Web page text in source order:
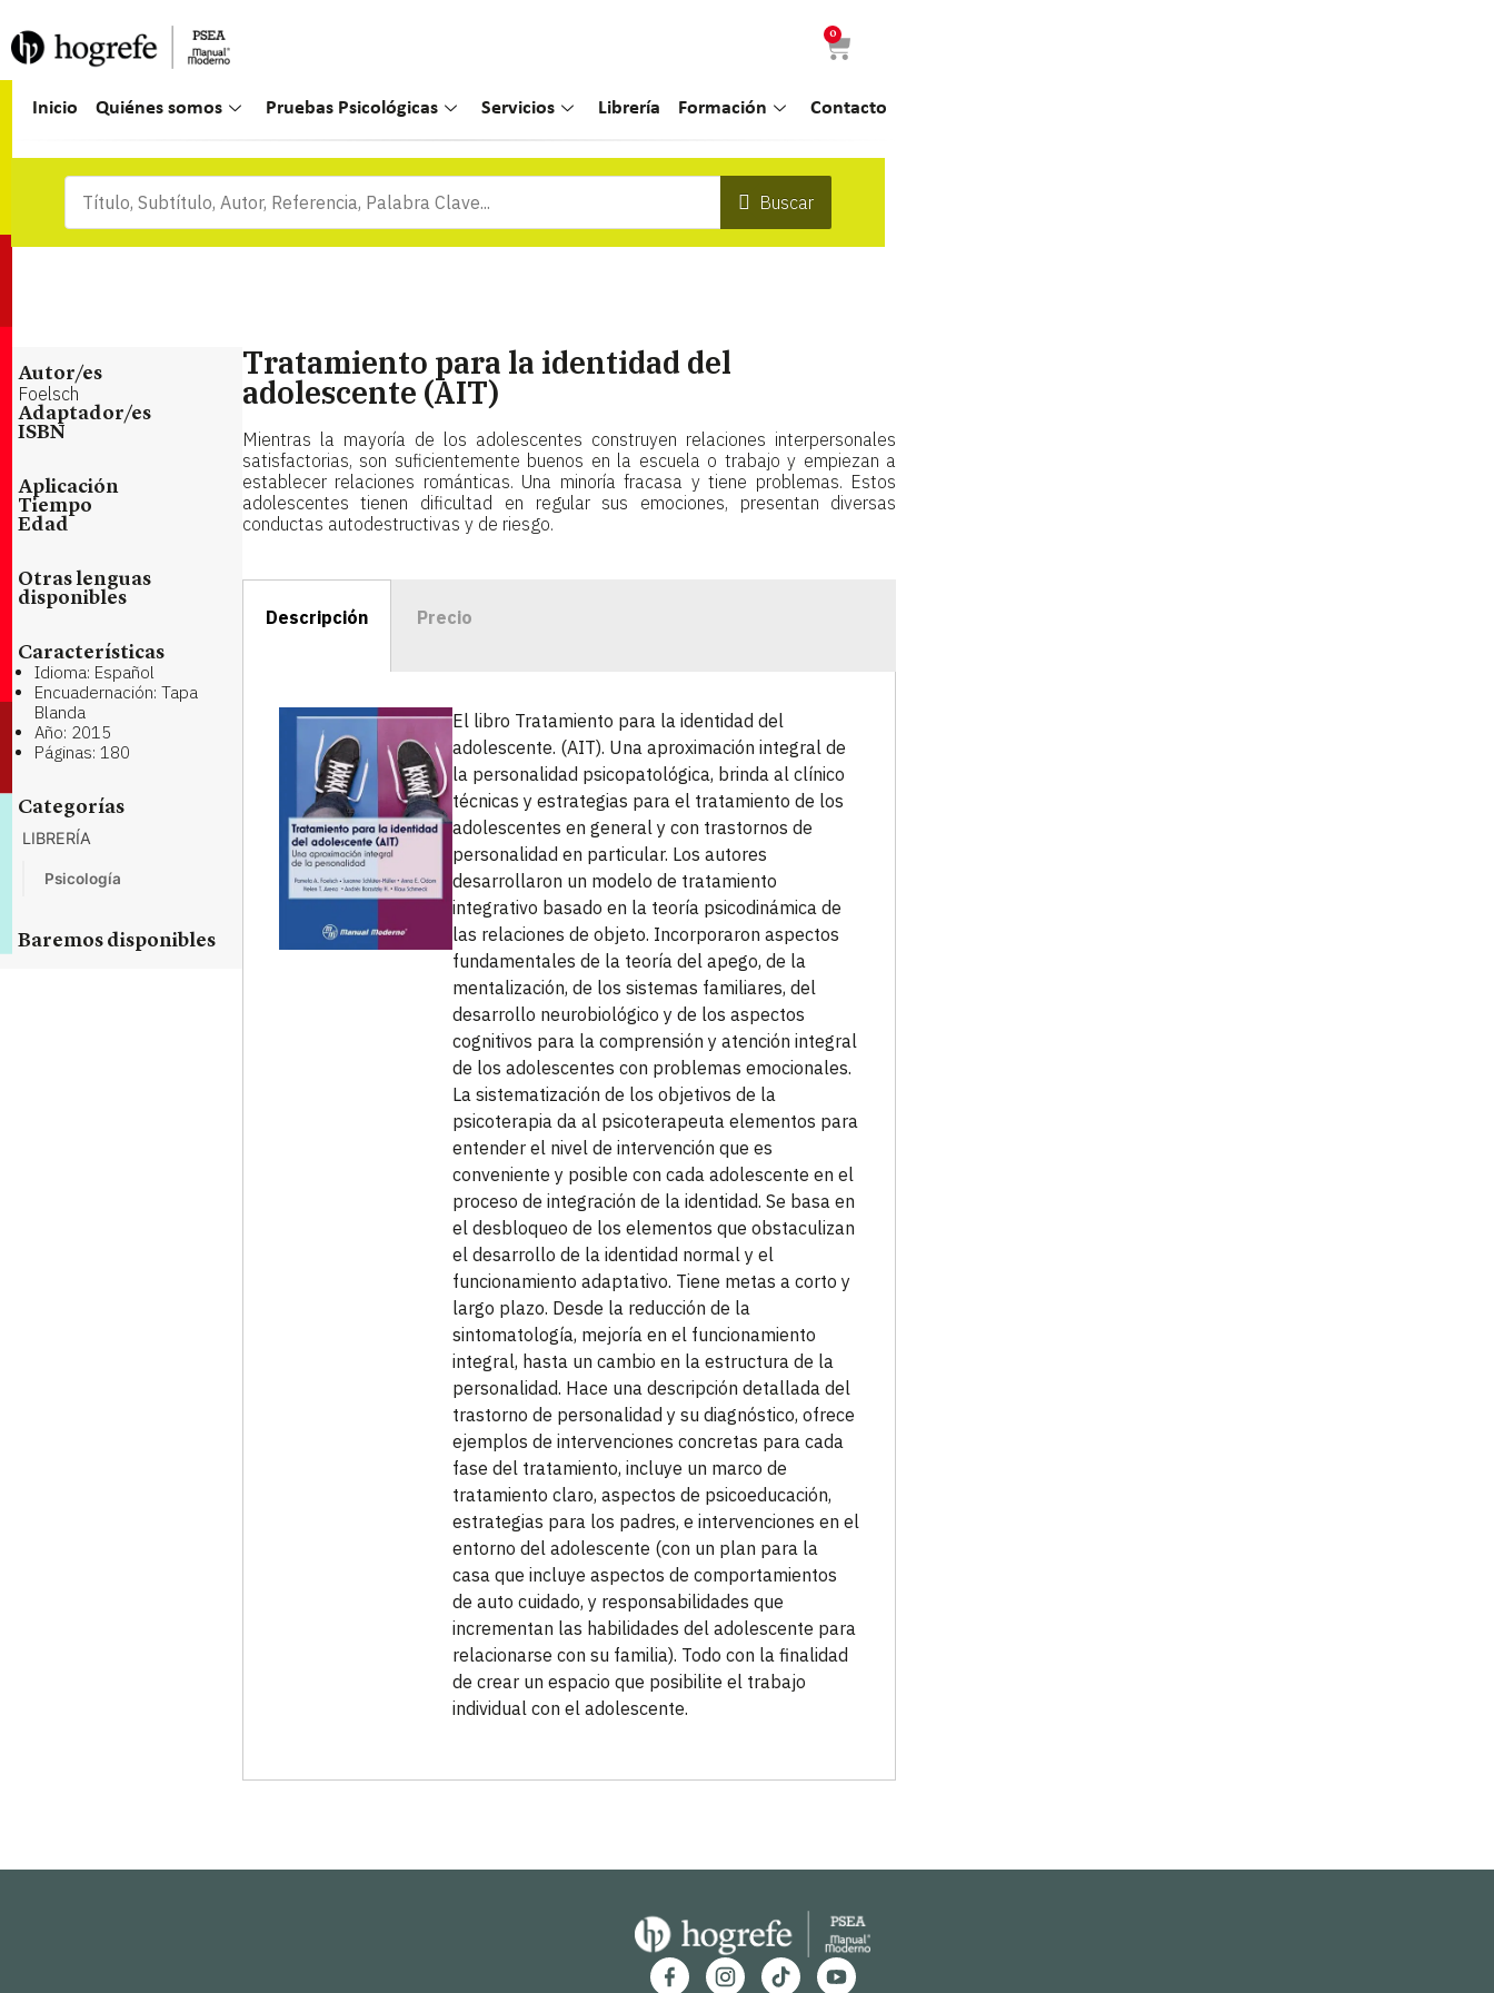
0
Inicio Quiénes somos Pruebas Psicológicas Servicios Librería Formación Contacto
Buscar
Autor/es
Foelsch
Adaptador/es
ISBN
Aplicación
Tiempo
Edad
Otras lenguas
disponibles
Características
Idioma: Español
Encuadernación: Tapa
Blanda
Año: 2015
Páginas: 180
Categorías
LIBRERÍA
Psicología
Baremos disponibles
Tratamiento para la identidad del
adolescente (AIT)
Mientras la mayoría de los adolescentes construyen relaciones interpersonales
satisfactorias, son suficientemente buenos en la escuela o trabajo y empiezan a
establecer relaciones románticas. Una minoría fracasa y tiene problemas. Estos
adolescentes tienen dificultad en regular sus emociones, presentan diversas
conductas autodestructivas y de riesgo.
Descripción Precio
El libro Tratamiento para la identidad del
adolescente. (AIT). Una aproximación integral de
la personalidad psicopatológica, brinda al clínico
técnicas y estrategias para el tratamiento de los
adolescentes en general y con trastornos de
personalidad en particular. Los autores
desarrollaron un modelo de tratamiento
integrativo basado en la teoría psicodinámica de
las relaciones de objeto. Incorporaron aspectos
fundamentales de la teoría del apego, de la
mentalización, de los sistemas familiares, del
desarrollo neurobiológico y de los aspectos
cognitivos para la comprensión y atención integral
de los adolescentes con problemas emocionales.
La sistematización de los objetivos de la
psicoterapia da al psicoterapeuta elementos para
entender el nivel de intervención que es
conveniente y posible con cada adolescente en el
proceso de integración de la identidad. Se basa en
el desbloqueo de los elementos que obstaculizan
el desarrollo de la identidad normal y el
funcionamiento adaptativo. Tiene metas a corto y
largo plazo. Desde la reducción de la
sintomatología, mejoría en el funcionamiento
integral, hasta un cambio en la estructura de la
personalidad. Hace una descripción detallada del
trastorno de personalidad y su diagnóstico, ofrece
ejemplos de intervenciones concretas para cada
fase del tratamiento, incluye un marco de
tratamiento claro, aspectos de psicoeducación,
estrategias para los padres, e intervenciones en el
entorno del adolescente (con un plan para la
casa que incluye aspectos de comportamientos
de auto cuidado, y responsabilidades que
incrementan las habilidades del adolescente para
relacionarse con su familia). Todo con la finalidad
de crear un espacio que posibilite el trabajo
individual con el adolescente.